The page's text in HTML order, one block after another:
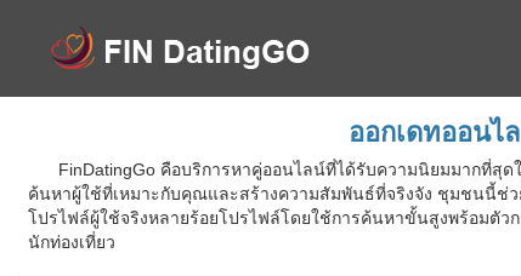
ออกเดทออนไ
FinDatingGo คือบริการหาคู่ออนไลน์ที่ได้รับความนิยมมากที่สุ
ค้นหาผู้ใช้ที่เหมาะกับคุณและสร้างความสัมพันธ์ที่จริงจัง ชุมชนนี้ช่
โปรไฟล์ผู้ใช้จริงหลายร้อยโปรไฟล์โดยใช้การค้นหาขั้นสูงพร้อมตัว
นักท่องเที่ยว